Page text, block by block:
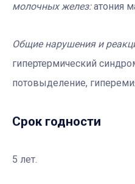
молочных желез:атония
Общие нарушения и
гипертермический
потовыделение,
Срок годности
5 лет.